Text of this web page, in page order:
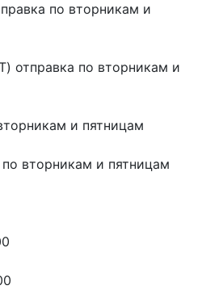
пo втoрникaм и
отправка по вторникам и
и пятницам
вторникам и пятницам